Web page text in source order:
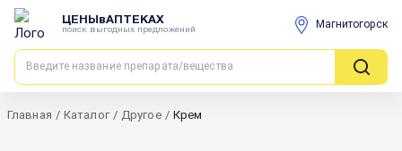
ЦЕНЫвАПТЕКАХ
поиск выгодных предложений Магнитогорск
Главная / Каталог / Другое / Крем